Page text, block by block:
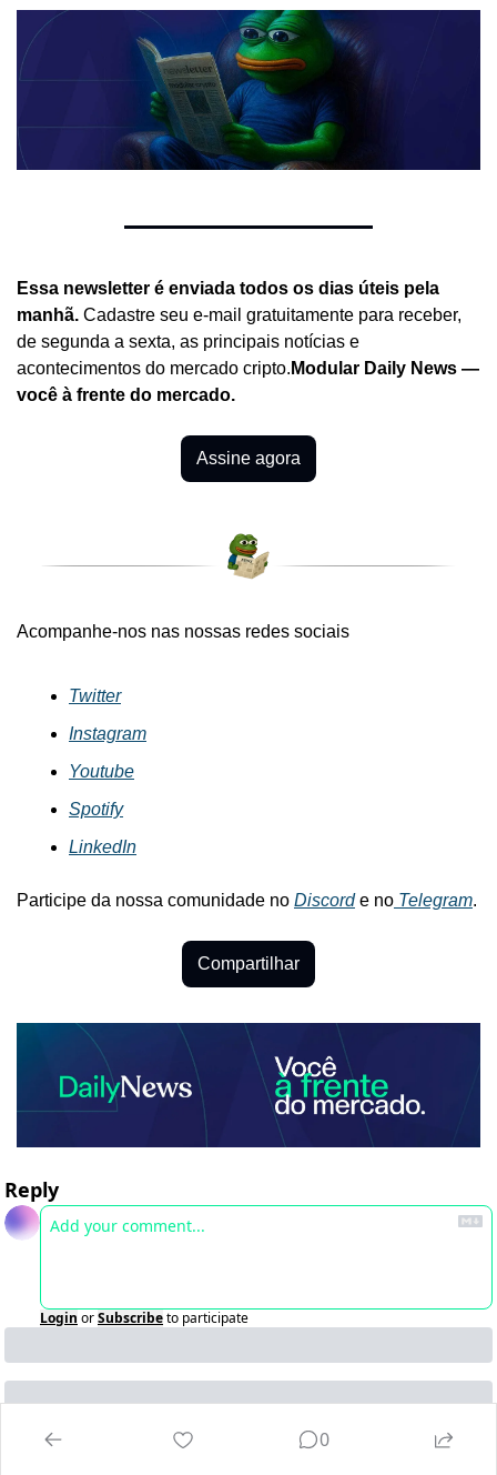
Essa newsletter é enviada todos os dias úteis pela
manhã. Cadastre seu e-mail gratuitamente para receber,
de segunda a sexta, as principais notícias e
acontecimentos do mercado cripto. Modular Daily News —
você à frente do mercado.
Assine agora
Acompanhe-nos nas nossas redes sociais
Twitter
Instagram
Youtube
Spotify
LinkedIn
Participe da nossa comunidade no Discord e no Telegram.
Compartilhar
Reply
Login orSubscribeto participate
0